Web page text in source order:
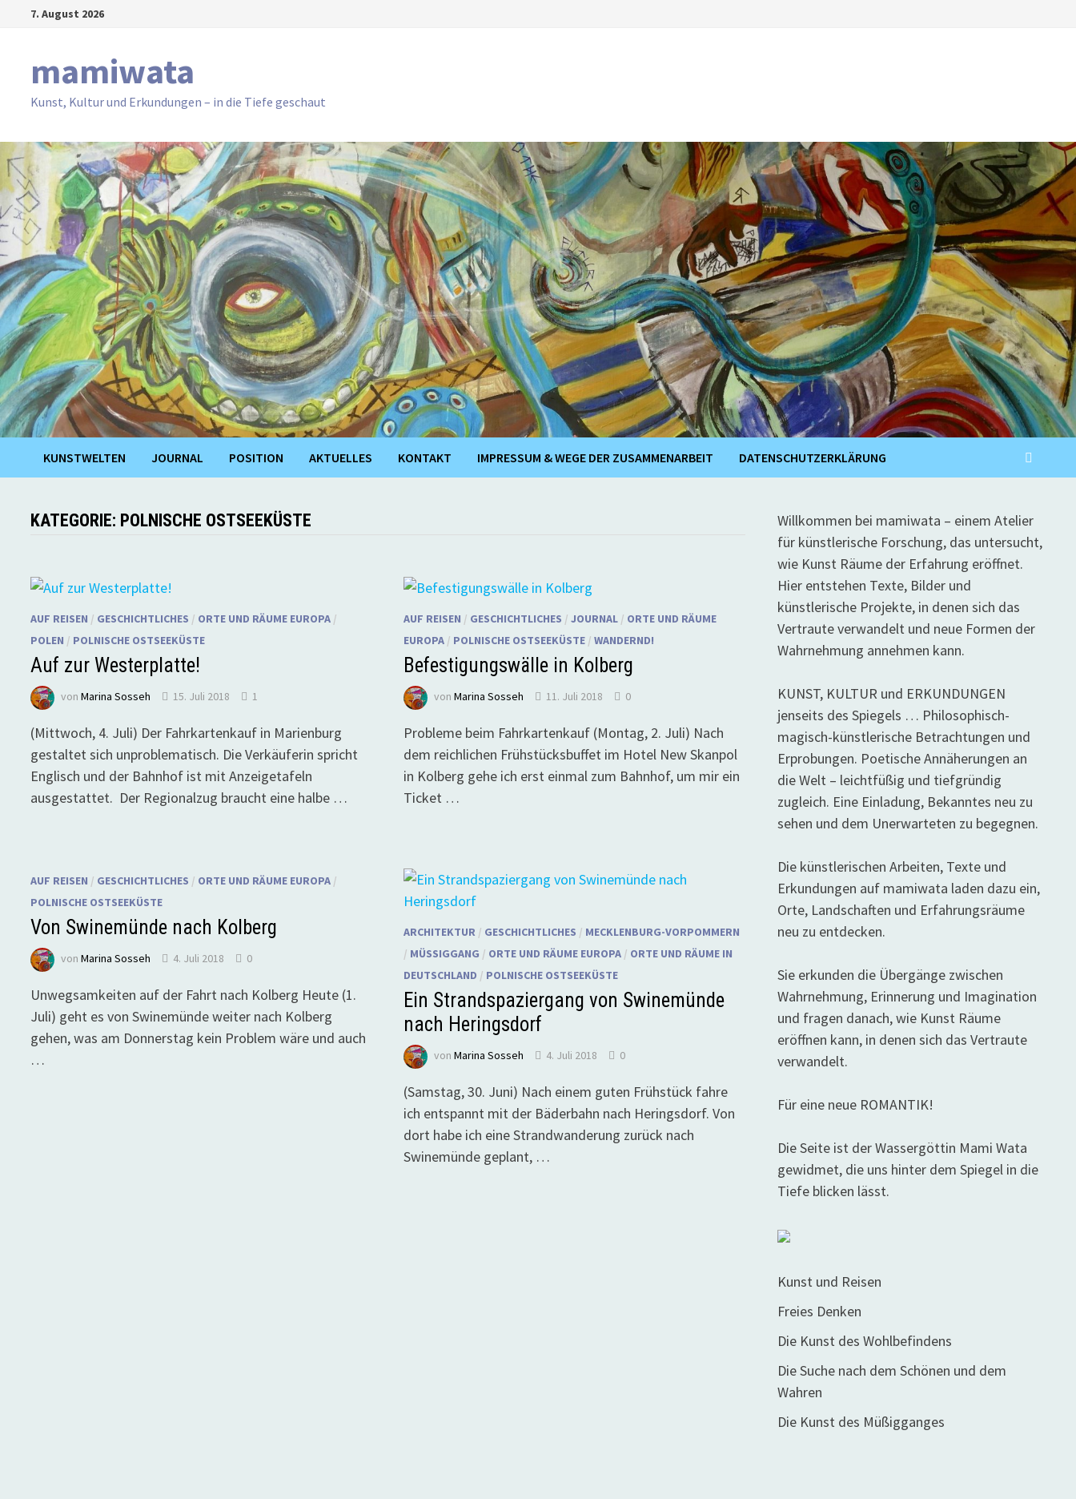
7. August 2026
mamiwata
Kunst, Kultur und Erkundungen – in die Tiefe geschaut
KUNSTWELTEN JOURNAL POSITION AKTUELLES KONTAKT IMPRESSUM & WEGE DER ZUSAMMENARBEIT DATENSCHUTZERKLÄRUNG
KATEGORIE: POLNISCHE OSTSEEKÜSTE
AUF REISEN / GESCHICHTLICHES / ORTE UND RÄUME EUROPA /
POLEN / POLNISCHE OSTSEEKÜSTE
Auf zur Westerplatte!
vonMarina Sosseh 15. Juli 2018 1
(Mittwoch, 4. Juli) Der Fahrkartenkauf in Marienburg
gestaltet sich unproblematisch. Die Verkäuferin spricht
Englisch und der Bahnhof ist mit Anzeigetafeln
ausgestattet. Der Regionalzug braucht eine halbe …
AUF REISEN / GESCHICHTLICHES / JOURNAL/ ORTE UND RÄUME
EUROPA/ POLNISCHE OSTSEEKÜSTE/ WANDERND!
Befestigungswälle in Kolberg
von Marina Sosseh 11. Juli 2018 0
Probleme beim Fahrkartenkauf (Montag, 2. Juli) Nach
dem reichlichen Frühstücksbuffet im Hotel New Skanpol
in Kolberg gehe ich erst einmal zum Bahnhof, um mir ein
Ticket …
AUF REISEN / GESCHICHTLICHES / ORTE UND RÄUME EUROPA /
POLNISCHE OSTSEEKÜSTE
Von Swinemünde nach Kolberg
vonMarina Sosseh 4. Juli 2018 0
Unwegsamkeiten auf der Fahrt nach Kolberg Heute (1.
Juli) geht es von Swinemünde weiter nach Kolberg
gehen, was am Donnerstag kein Problem wäre und auch
…
ARCHITEKTUR / GESCHICHTLICHES / MECKLENBURG-VORPOMMERN
/ MÜSSIGGANG / ORTE UND RÄUME EUROPA/ ORTE UND RÄUME IN
DEUTSCHLAND / POLNISCHE OSTSEEKÜSTE
Ein Strandspaziergang von Swinemünde
nach Heringsdorf
von Marina Sosseh 4. Juli 2018 0
(Samstag, 30. Juni) Nach einem guten Frühstück fahre
ich entspannt mit der Bäderbahn nach Heringsdorf. Von
dort habe ich eine Strandwanderung zurück nach
Swinemünde geplant, …
Willkommen bei mamiwata – einem Atelier
für künstlerische Forschung, das untersucht,
wie Kunst Räume der Erfahrung eröffnet.
Hier entstehen Texte, Bilder und
künstlerische Projekte, in denen sich das
Vertraute verwandelt und neue Formen der
Wahrnehmung annehmen kann.
KUNST, KULTUR und ERKUNDUNGEN
jenseits des Spiegels … Philosophisch-
magisch-künstlerische Betrachtungen und
Erprobungen. Poetische Annäherungen an
die Welt – leichtfüßig und tiefgründig
zugleich. Eine Einladung, Bekanntes neu zu
sehen und dem Unerwarteten zu begegnen.
Die künstlerischen Arbeiten, Texte und
Erkundungen auf mamiwata laden dazu ein,
Orte, Landschaften und Erfahrungsräume
neu zu entdecken.
Sie erkunden die Übergänge zwischen
Wahrnehmung, Erinnerung und Imagination
und fragen danach, wie Kunst Räume
eröffnen kann, in denen sich das Vertraute
verwandelt.
Für eine neue ROMANTIK!
Die Seite ist der Wassergöttin Mami Wata
gewidmet, die uns hinter dem Spiegel in die
Tiefe blicken lässt.
Kunst und Reisen
Freies Denken
Die Kunst des Wohlbefindens
Die Suche nach dem Schönen und dem
Wahren
Die Kunst des Müßigganges